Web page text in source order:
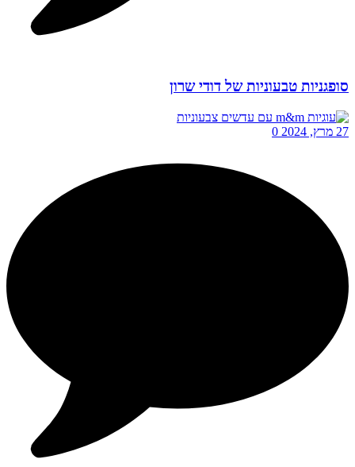
סופגניות טבעוניות של דודי שרון
27 מרץ, 2024 0